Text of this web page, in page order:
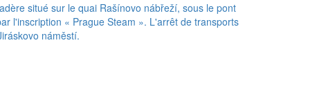
situé sur le quai Rašínovo nábřeží, sous le pont
l'inscription « Prague Steam ». L'arrêt de transports
náměstí.